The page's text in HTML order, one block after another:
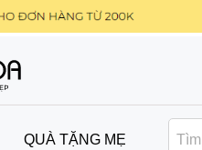
QUÀ TẶNG MẸ